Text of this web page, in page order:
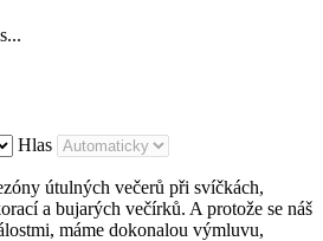
Hlas
útulných večerů při svíčkách,
a bujarých večírků. A protože se náš
máme dokonalou výmluvu,